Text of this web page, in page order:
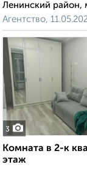
Ленинский район,
Агентство,
3
Комната в 2-к
этаж